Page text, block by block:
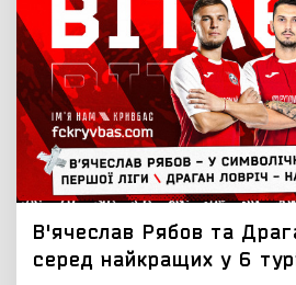
В'ячеслав Рябов та
серед найкращих у 6